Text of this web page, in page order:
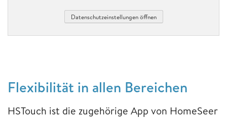
Datenschutzeinstellungen öffnen
Flexibilität in allen Bereichen
HSTouch ist die zugehörige App von HomeSeer